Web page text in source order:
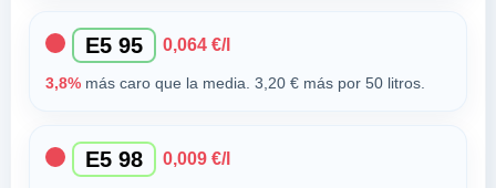
E5 95 0,064 €/l
3,8%más caro que la media. 3,20 € más por 50 litros.
E5 98 0,009 €/l